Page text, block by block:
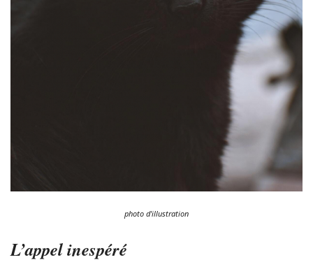
photo d'illustration
L’appel inespéré